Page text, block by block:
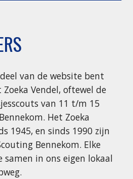
van de website bent
Vendel, oftewel de
van 11 t/m 15
Het Zoeka
1945, en sinds 1990 zijn
Bennekom. Elke
samen in ons eigen lokaal